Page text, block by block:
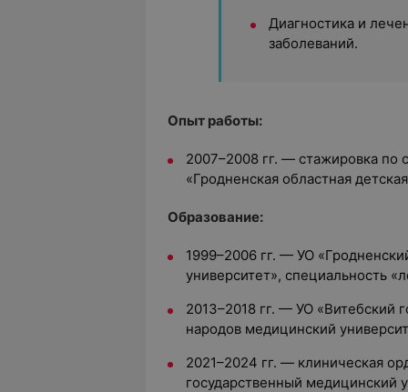
Диагностика и
заболеваний.
Опыт работы:
2007–2008 гг. — стажировка по
«Гродненская областная
Образование:
1999–2006 гг. — УО
университет», специальность
2013–2018 гг. — УО «Витебский
народов медицинский
2021–2024 гг. — клиническая
государственный медицинский